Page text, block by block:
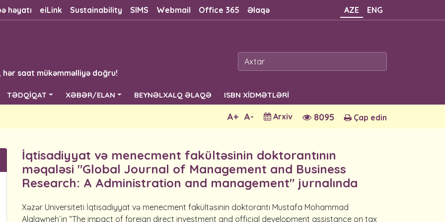
həyatı eiLink Sustainability SIMS Webmail Office 365 Əlaqə AZE ENG
hər saat mükəmməlliyə doğru!
TƏDQİQAT XƏBƏR/ELAN BEYNƏLXALQ ƏLAQƏ ISBN XİDMƏTLƏRİ
Çap edin
8095
Arxiv
A-
A+
İqtisadiyyat və menecment fakültəsinin doktorantının
məqaləsi "Global Journal of Management and Business
Research: A Administration and management" jurnalında
Xəzər Universiteti İqtisadiyyat və menecment fakültəsinin doktorantı Mustafa Mohammad
Alalawneh`in “The impact of foreign direct investment and official development assistance on tax